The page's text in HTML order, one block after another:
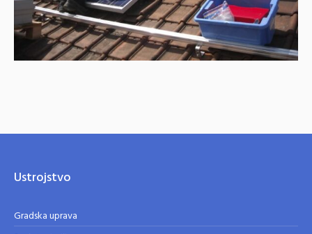
Ustrojstvo
Gradska uprava